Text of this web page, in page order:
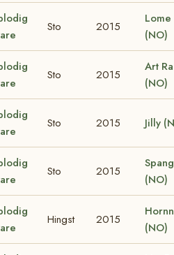
Sto 2015
(NO)
Sto 2015
Art
(NO)
Sto 2015 Jilly
Sto 2015
(NO)
Hingst 2015
(NO)